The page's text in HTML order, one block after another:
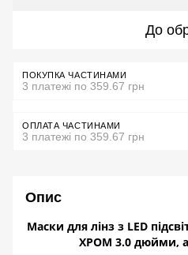
До
ПОКУПКА ЧАСТИНАМИ
3 платежі по 359.67 грн
ОПЛАТА ЧАСТИНАМИ
3 платежі по 359.67 грн
Опис
Маски для лінз з LED
ХРОМ 3.0 дюйми,